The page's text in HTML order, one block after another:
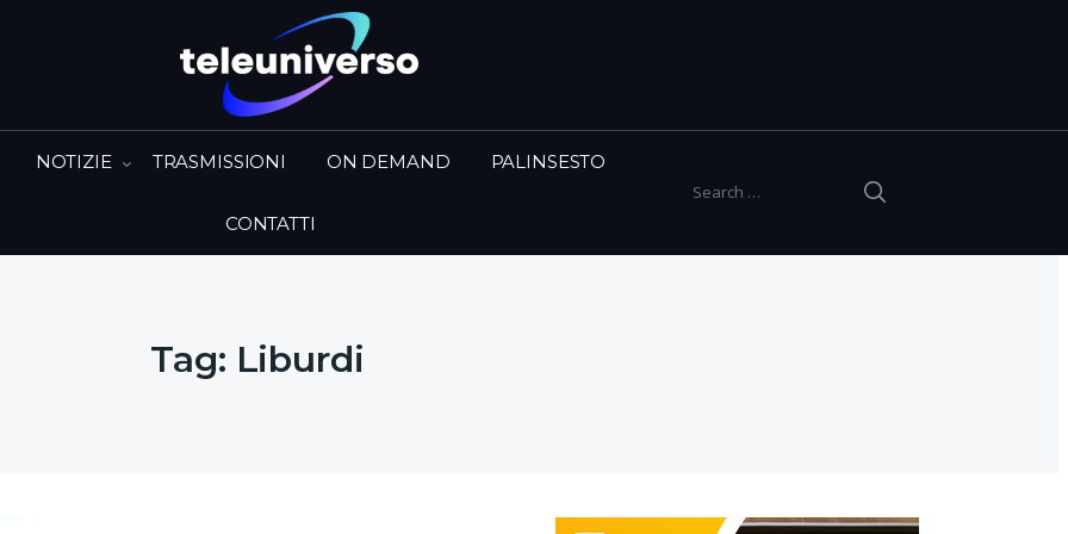
Search for:
NOTIZIE TRASMISSIONI ON DEMAND PALINSESTO
CONTATTI
Tag: Liburdi